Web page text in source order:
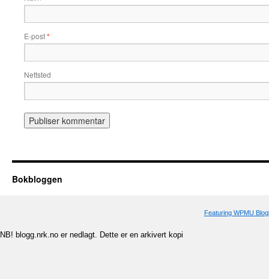
E-post*
Nettsted
Bokbloggen
Featuring WPMU
NB! blogg.nrk.no er nedlagt. Dette er en arkivert kopi